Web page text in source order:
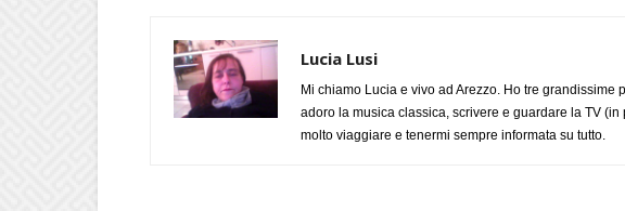
Lucia Lusi
Mi chiamo Lucia e vivo ad Arezzo. Ho tre grandissime
adoro la musica classica, scrivere e guardare la TV
molto viaggiare e tenermi sempre informata su tutto.